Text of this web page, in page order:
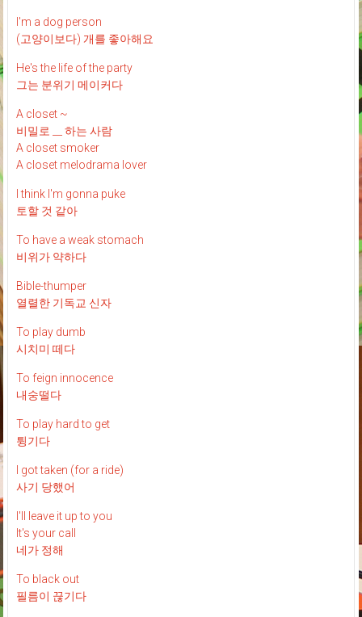
I'm a dog person
(고양이보다) 개를 좋아해요
He's the life of the party
그는 분위기 메이커다
A closet ~
비밀로 __ 하는 사람
A closet smoker
A closet melodrama lover
I think I'm gonna puke
토할 것 같아
To have a weak stomach
비위가 약하다
Bible-thumper
열렬한 기독교 신자
To play dumb
시치미 떼다
To feign innocence
내숭떨다
To play hard to get
튕기다
I got taken (for a ride)
사기 당했어
I'll leave it up to you
It's your call
네가 정해
To black out
필름이 끊기다